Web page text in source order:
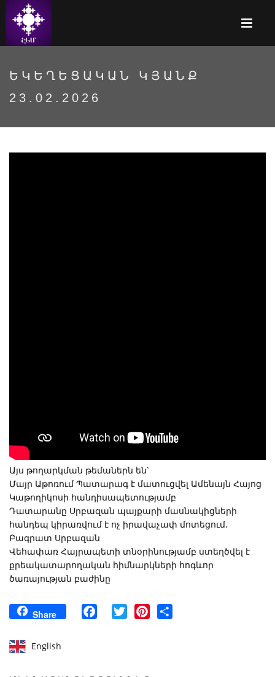
ԵԿԵՂԵՑԱԿԱՆ ԿՅԱՆՔ
23.02.2026
Այս թողարկման թեմաներն են՝
Մայր Աթոռում Պատարագ է մատուցվել Ամենայն Հայոց
Կաթողիկոսի հանդիսապետությամբ
Դատարանը Սրբազան պայքարի մասնակիցների
հանդեպ կիրառվում է ոչ իրավաչափ մոտեցում․
Բագրատ Սրբազան
Վեհափառ Հայրապետի տնօրինությամբ ստեղծվել է
քրեակատարողական հիմնարկների հոգևոր
ծառայության բաժինը
Share FacebookTwitter Pinterest
English